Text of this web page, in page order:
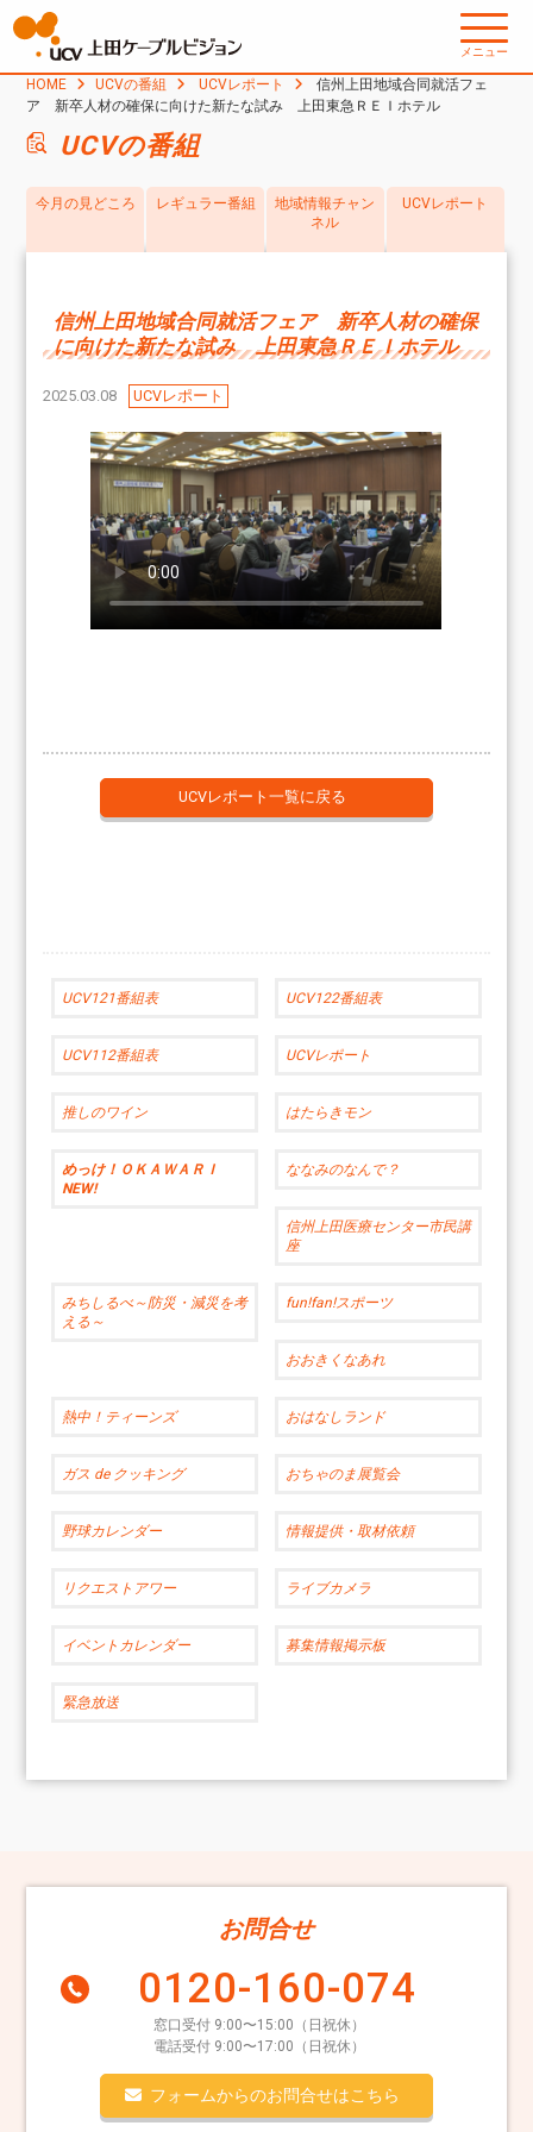
メニュー
HOME UCVの番組 UCVレポート
信州上田地域合同就活フェ
ア 新卒人材の確保に向けた新たな試み 上田東急ＲＥＩホテル
UCVの番組
今月の見どころ レギュラー番組
地域情報チャン
ネル
UCVレポート
信州上田地域合同就活フェア 新卒人材の確保
に向けた新たな試み 上田東急ＲＥＩホテル
2025.03.08 UCVレポート
UCVレポート一覧に戻る
UCV121番組表 UCV122番組表
UCV112番組表 UCVレポート
推しのワイン はたらきモン
めっけ！ＯＫＡＷＡＲＩ
NEW!
ななみのなんで？
信州上田医療センター市民講
座
みちしるべ～防災・減災を考
える～
fun!fan!スポーツ
おおきくなあれ
熱中！ティーンズ おはなしランド
ガス de クッキング おちゃのま展覧会
野球カレンダー 情報提供・取材依頼
リクエストアワー ライブカメラ
イベントカレンダー 募集情報掲示板
緊急放送
お問合せ
0120-160-074
窓口受付 9:00〜15:00（日祝休）
電話受付 9:00〜17:00（日祝休）
フォームからのお問合せはこちら